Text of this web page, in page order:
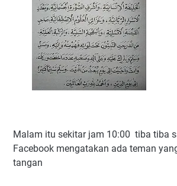
Malam itu sekitar jam 10:00 tiba tiba
Facebook mengatakan ada teman
tangan